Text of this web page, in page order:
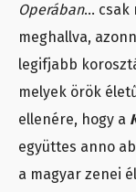
Operában… csak
meghallva,
legifjabb
melyek örök
ellenére, hogy a
együttes anno
a magyar zenei